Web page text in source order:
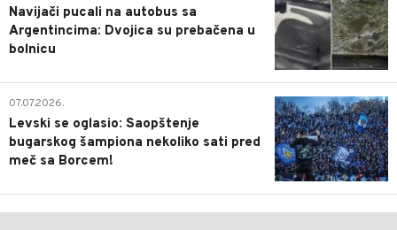
Navijači pucali na autobus sa
Argentincima: Dvojica su prebačena u
bolnicu
1
07.07.2026.
Levski se oglasio: Saopštenje
bugarskog šampiona nekoliko sati pred
meč sa Borcem!